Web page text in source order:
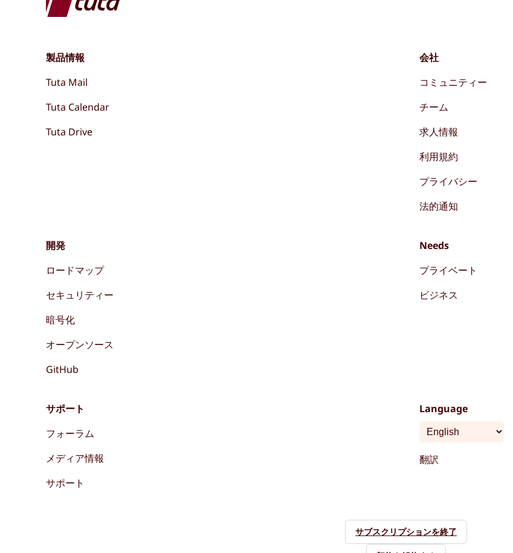
製品情報
Tuta Mail
Tuta Calendar
Tuta Drive
会社
コミュニティー
チーム
求人情報
利用規約
プライバシー
法的通知
開発
ロードマップ
セキュリティー
暗号化
オープンソース
GitHub
Needs
プライベート
ビジネス
サポート
フォーラム
メディア情報
サポート
Language
翻訳
サブスクリプションを終了